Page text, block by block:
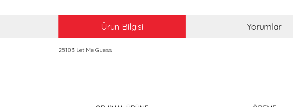
Ürün Bilgisi Yorumlar
25103 Let Me Guess